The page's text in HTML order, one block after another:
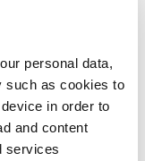
personal data,
such as cookies to
in order to
and content
services
deze
2BA
werken.
wordt het nu